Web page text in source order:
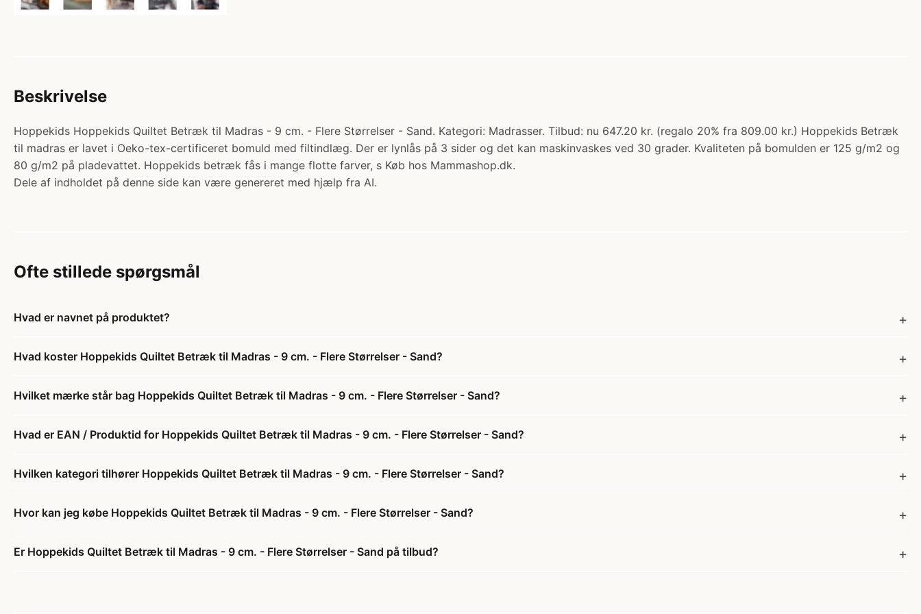
Beskrivelse
Hoppekids Hoppekids Quiltet Betræk til Madras - 9 cm. - Flere Størrelser - Sand. Kategori: Madrasser. Tilbud: nu 647.20 kr. (regalo 20% fra 809.00 kr.) Hoppekids Betræk
til madras er lavet i Oeko-tex-certificeret bomuld med filtindlæg. Der er lynlås på 3 sider og det kan maskinvaskes ved 30 grader. Kvaliteten på bomulden er 125 g/m2 og
80 g/m2 på pladevattet. Hoppekids betræk fås i mange flotte farver, s Køb hos Mammashop.dk.
Dele af indholdet på denne side kan være genereret med hjælp fra AI.
Ofte stillede spørgsmål
Hvad er navnet på produktet?
Hvad koster Hoppekids Quiltet Betræk til Madras - 9 cm. - Flere Størrelser - Sand?
Hvilket mærke står bag Hoppekids Quiltet Betræk til Madras - 9 cm. - Flere Størrelser - Sand?
Hvad er EAN / Produktid for Hoppekids Quiltet Betræk til Madras - 9 cm. - Flere Størrelser - Sand?
Hvilken kategori tilhører Hoppekids Quiltet Betræk til Madras - 9 cm. - Flere Størrelser - Sand?
Hvor kan jeg købe Hoppekids Quiltet Betræk til Madras - 9 cm. - Flere Størrelser - Sand?
Er Hoppekids Quiltet Betræk til Madras - 9 cm. - Flere Størrelser - Sand på tilbud?